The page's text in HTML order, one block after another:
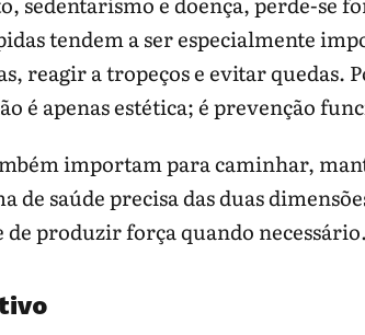
tendem a ser especialmente
reagir a tropeços e evitar quedas.
é apenas estética; é prevenção
importam para caminhar,
de saúde precisa das duas
de produzir força quando necessário.